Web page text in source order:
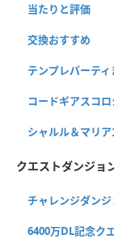
当たりと評価
交換おすすめ
テンプレパーティ
コードギアスコロ
シャルル＆マリ
クエストダンジョ
チャレンジダン
6400万DL記念ク